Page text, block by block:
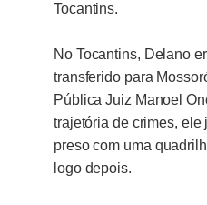
Tocantins.
No Tocantins, Delano
transferido para
Pública Juiz Manoel
trajetória de crimes,
preso com uma
logo depois.